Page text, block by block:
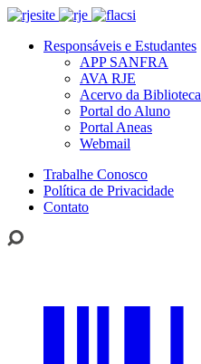
Responsáveis e Estudantes
APP SANFRA
AVA RJE
Acervo da Biblioteca
Portal do Aluno
Portal Aneas
Webmail
Trabalhe Conosco
Política de Privacidade
Contato